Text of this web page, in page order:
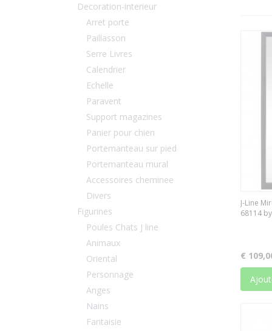
Decoration-interieur
Arret porte
Paillasson
Serre Livres
Calendrier
Echelle
Paravent
Support magazines
Panier pour chien
Portemanteau sur pied
Portemanteau mural
Accessoires cheminee
Divers
Figurines
Poules Chats J line
Animaux
Oriental
Personnage
Anges
Nains
Fantaisie
J-Line
68114
€